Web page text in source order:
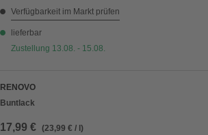
Verfügbarkeit im Markt prüfen
lieferbar
Zustellung 13.08. - 15.08.
RENOVO
Buntlack
17,99 € (23,99 € / l)